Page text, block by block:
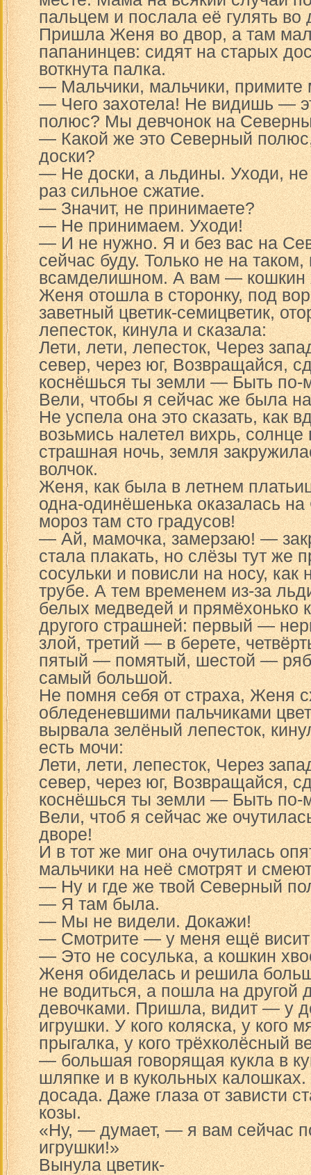
пальцем и послала её гулять во
Пришла Женя во двор, а там
папанинцев: сидят на старых
воткнута палка.
— Мальчики, мальчики, примите
— Чего захотела! Не видишь —
полюс? Мы девчонок на
— Какой же это Северный полюс,
доски?
— Не доски, а льдины. Уходи,
раз сильное сжатие.
— Значит, не принимаете?
— Не принимаем. Уходи!
— И не нужно. Я и без вас на
сейчас буду. Только не на
всамделишном. А вам — кошкин
Женя отошла в сторонку, под
заветный цветик-семицветик,
лепесток, кинула и сказала:
Лети, лети, лепесток, Через
север, через юг, Возвращайся,
коснёшься ты земли — Быть по-
Вели, чтобы я сейчас же была
Не успела она это сказать, как
возьмись налетел вихрь,
страшная ночь, земля
волчок.
Женя, как была в летнем
одна-одинёшенька оказалась
мороз там сто градусов!
— Ай, мамочка, замерзаю! —
стала плакать, но слёзы тут же
сосульки и повисли на носу, как
трубе. А тем временем из-за
белых медведей и прямёхонько
другого страшней: первый —
злой, третий — в берете,
пятый — помятый, шестой —
самый большой.
Не помня себя от страха, Женя
обледеневшими пальчиками
вырвала зелёный лепесток,
есть мочи:
Лети, лети, лепесток, Через
север, через юг, Возвращайся,
коснёшься ты земли — Быть по-
Вели, чтоб я сейчас же
дворе!
И в тот же миг она очутилась
мальчики на неё смотрят и
— Ну и где же твой Северный
— Я там была.
— Мы не видели. Докажи!
— Смотрите — у меня ещё висит
— Это не сосулька, а кошкин
Женя обиделась и решила
не водиться, а пошла на другой
девочками. Пришла, видит — у
игрушки. У кого коляска, у кого
прыгалка, у кого трёхколёсный
— большая говорящая кукла в
шляпке и в кукольных
досада. Даже глаза от зависти
козы.
«Ну, — думает, — я вам сейчас
игрушки!»
Вынула цветик-